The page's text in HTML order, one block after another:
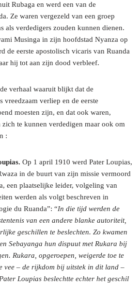
Rubaga en werd een van de
Ze waren vergezeld van een groep
als verdedigers zouden kunnen dienen.
Musinga in zijn hoofdstad Nyanza op
de eerste apostolisch vicaris van Ruanda
hij tot aan zijn dood verbleef.
verhaal waaruit blijkt dat de
vreedzaam verliep en de eerste
moesten zijn, en dat ook waren,
zich te kunnen verdedigen maar ook om
:
Op 1 april 1910 werd Pater Loupias,
in de buurt van zijn missie vermoord
een plaatselijke leider, volgeling van
werden als volgt beschreven in
du Ruanda”: “In die tijd werden de
van een andere blanke autoriteit,
geschillen te beslechten. Zo kwamen
Sebayanga hun dispuut met Rukara bij
Rukara, opgeroepen, weigerde toe te
vee – de rijkdom bij uitstek in dit land –
Loupias beslechtte echter het geschil